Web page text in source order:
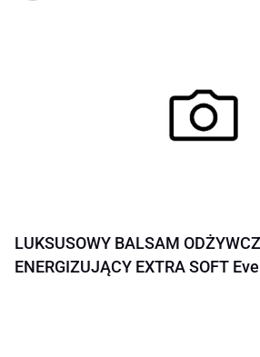
LUKSUSOWY BALSAM
ENERGIZUJĄCY EXTRA SOFT